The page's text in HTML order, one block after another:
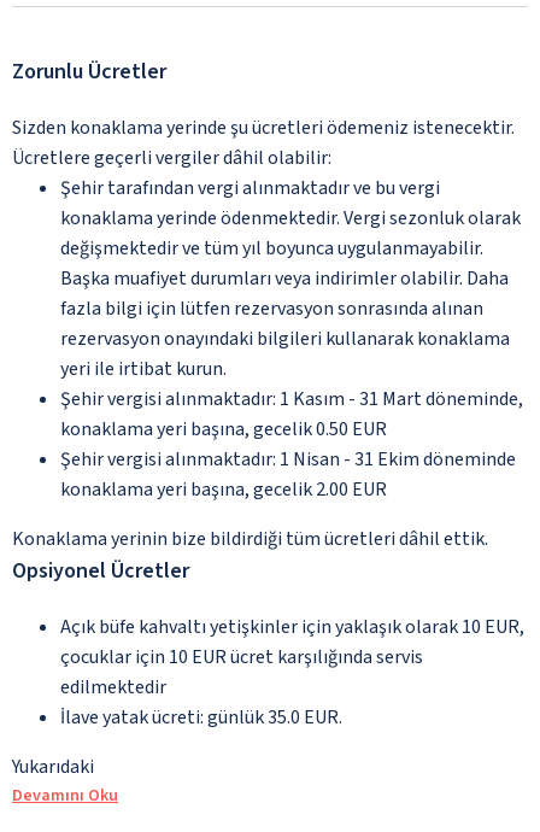
Zorunlu Ücretler
Sizden konaklama yerinde şu ücretleri ödemeniz istenecektir.
Ücretlere geçerli vergiler dâhil olabilir:
Şehir tarafından vergi alınmaktadır ve bu vergi
konaklama yerinde ödenmektedir. Vergi sezonluk olarak
değişmektedir ve tüm yıl boyunca uygulanmayabilir.
Başka muafiyet durumları veya indirimler olabilir. Daha
fazla bilgi için lütfen rezervasyon sonrasında alınan
rezervasyon onayındaki bilgileri kullanarak konaklama
yeri ile irtibat kurun.
Şehir vergisi alınmaktadır: 1 Kasım - 31 Mart döneminde,
konaklama yeri başına, gecelik 0.50 EUR
Şehir vergisi alınmaktadır: 1 Nisan - 31 Ekim döneminde
konaklama yeri başına, gecelik 2.00 EUR
Konaklama yerinin bize bildirdiği tüm ücretleri dâhil ettik.
Opsiyonel Ücretler
Açık büfe kahvaltı yetişkinler için yaklaşık olarak 10 EUR,
çocuklar için 10 EUR ücret karşılığında servis
edilmektedir
İlave yatak ücreti: günlük 35.0 EUR.
Yukarıdaki
Devamını Oku